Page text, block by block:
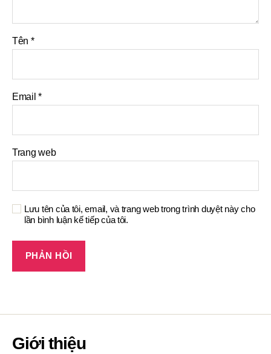
Tên *
Email*
Trang web
Lưu tên của tôi, email, và trang web trong trình duyệt này cho
lần bình luận kế tiếp của tôi.
Giới thiệu